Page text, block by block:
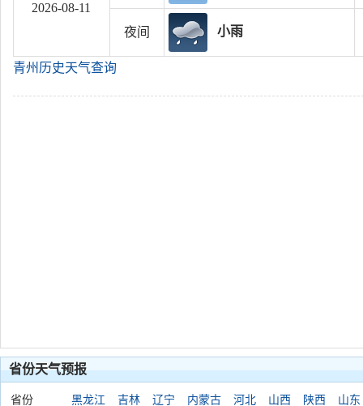
2026-08-11
夜间 小雨
青州历史天气查询
省份天气预报
省份 黑龙江 吉林 辽宁 内蒙古 河北 山西 陕西
山东